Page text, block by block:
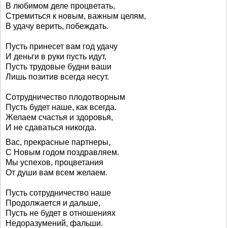
В любимом деле процветать,
Стремиться к новым, важным целям,
В удачу верить, побеждать.
Пусть принесет вам год удачу
И деньги в руки пусть идут,
Пусть трудовые будни ваши
Лишь позитив всегда несут.
Сотрудничество плодотворным
Пусть будет наше, как всегда.
Желаем счастья и здоровья,
И не сдаваться никогда.
Вас, прекрасные партнеры,
С Новым годом поздравляем.
Мы успехов, процветания
От души вам всем желаем.
Пусть сотрудничество наше
Продолжается и дальше,
Пусть не будет в отношениях
Недоразумений, фальши.